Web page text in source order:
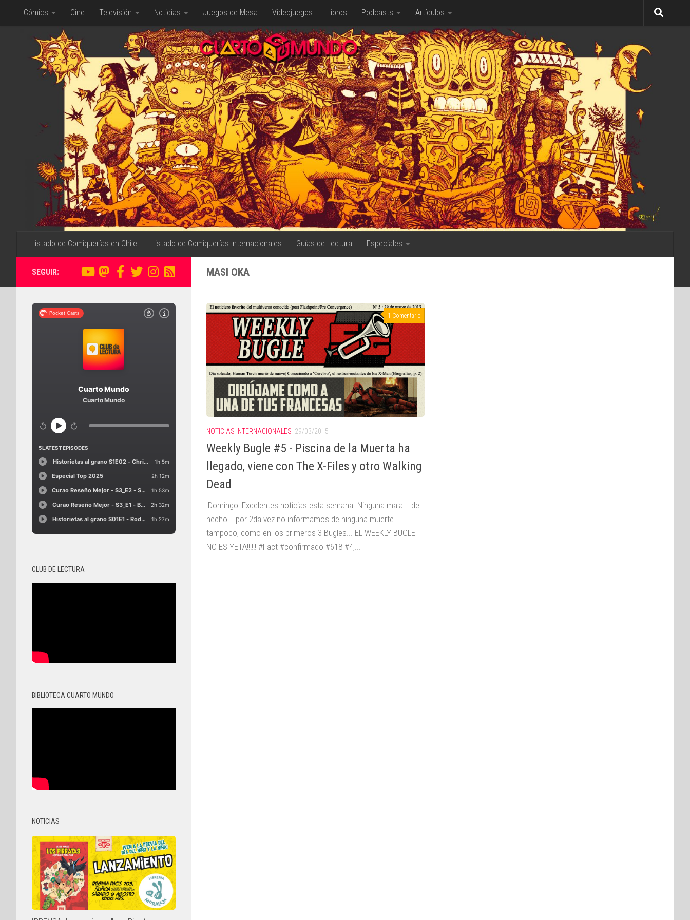
Saltar al contenido
Cómics Cine Televisión Noticias Juegos de Mesa Videojuegos Libros Podcasts Artículos
Listado de Comiquerías en Chile Listado de Comiquerías Internacionales Guías de Lectura Especiales
MASI OKA
1 Comentario
NOTICIAS INTERNACIONALES 29/03/2015
Weekly Bugle #5 - Piscina de la Muerta ha
llegado, viene con The X-Files y otro Walking
Dead
¡Domingo! Excelentes noticias esta semana. Ninguna mala... de
hecho... por 2da vez no informamos de ninguna muerte
tampoco, como en los primeros 3 Bugles... EL WEEKLY BUGLE
NO ES YETA!!!!!! #Fact #confirmado #618 #4,...
SEGUIR:
CLUB DE LECTURA
BIBLIOTECA CUARTO MUNDO
NOTICIAS